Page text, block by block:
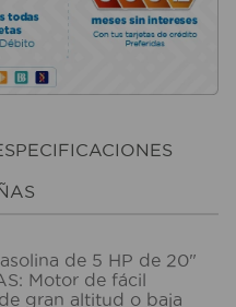
de 5 HP de 20"
Motor de fácil
gran altitud o baja